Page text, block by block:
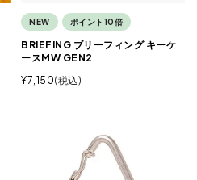
NEW ポイント10倍
BRIEFING ブリーフィング キーケ
ースMW GEN2
¥7,150 税込